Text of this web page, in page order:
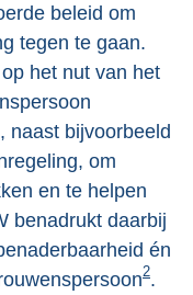
beleid om
tegen te gaan.
het nut van het
naast bijvoorbeeld
om
en te helpen
benadrukt daarbij
én
2.